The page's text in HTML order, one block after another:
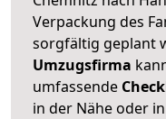
Verpackung des
sorgfältig geplant
Umzugsfirma
umfassende
in der Nähe oder